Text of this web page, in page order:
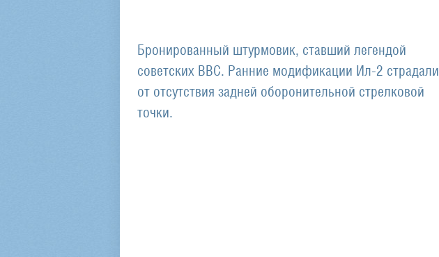
Бронированный штурмовик, ставший легендой
советских ВВС. Ранние модификации Ил-2 страдали
от отсутствия задней оборонительной стрелковой
точки.